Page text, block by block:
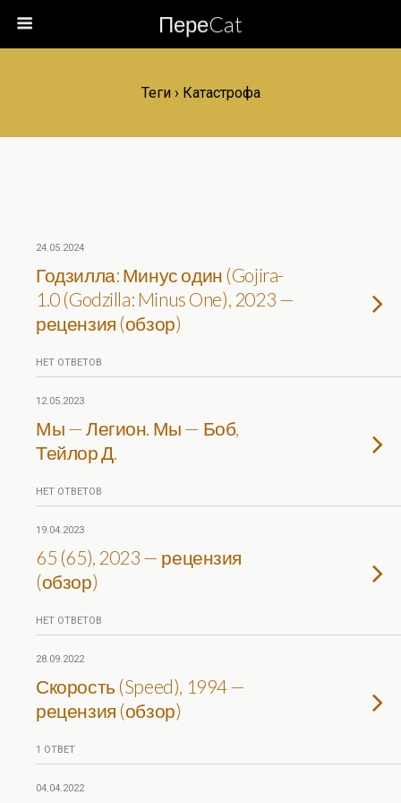
ПереCat
Теги › Катастрофа
24.05.2024
Годзилла: Минус один (Gojira-
1.0 (Godzilla: Minus One), 2023 —
рецензия (обзор)
НЕТ ОТВЕТОВ
12.05.2023
Мы — Легион. Мы — Боб,
Тейлор Д.
НЕТ ОТВЕТОВ
19.04.2023
65 (65), 2023 — рецензия
(обзор)
НЕТ ОТВЕТОВ
28.09.2022
Скорость (Speed), 1994 —
рецензия (обзор)
1 ОТВЕТ
04.04.2022